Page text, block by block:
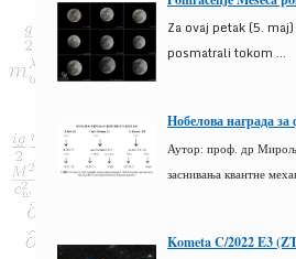
Za ovaj petak (5.
posmatrali tokom ...
Нобелова награда за
Аутор: проф. др
заснивања квантне
Kometa C/2022 E3